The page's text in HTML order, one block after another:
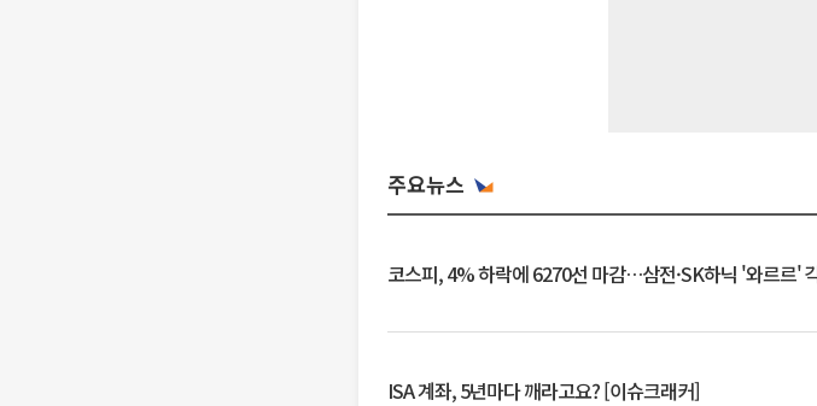
주요뉴스
코스피, 4% 하락에 6270선 마감…삼전·SK하닉 '와르르'
ISA 계좌, 5년마다 깨라고요? [이슈크래커]